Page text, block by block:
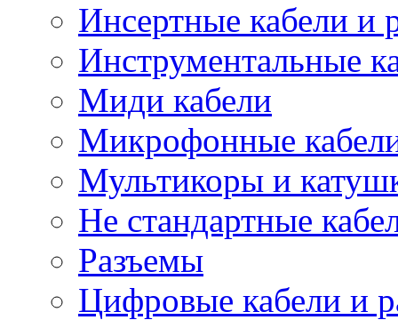
Инсертные кабели и
Инструментальные
Миди кабели
Микрофонные
Мультикоры и
Не стандартные
Разъемы
Цифровые кабели и